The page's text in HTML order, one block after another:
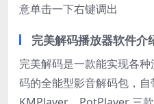
意单击一下右键调出
完美解码播放器软件介
完美解码是一款能实现各
码的全能型影音解码包，自